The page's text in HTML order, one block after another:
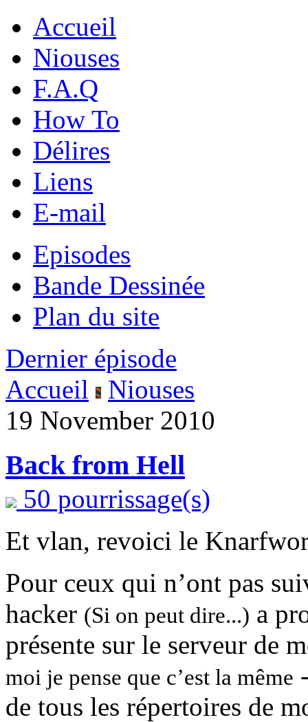
Accueil
Niouses
F.A.Q
How To
Délires
Liens
E-mail
Episodes
Bande Dessinée
Plan du site
Dernier épisode
Accueil
Niouses
19 November 2010
Back from Hell
50 pourrissage(s)
Et vlan, revoici le
Pour ceux qui n’ont pas
hacker (Si on peut dire...) a
présente sur le serveur de
moi je pense que c’est la même
de tous les répertoires de